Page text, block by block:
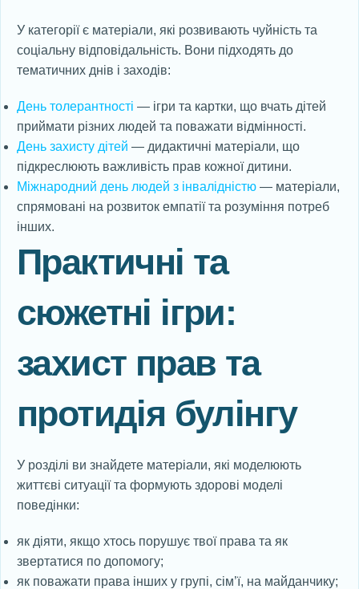
У категорії є матеріали, які розвивають чуйність та
соціальну відповідальність. Вони підходять до
тематичних днів і заходів:
День толерантності — ігри та картки, що вчать дітей
приймати різних людей та поважати відмінності.
День захисту дітей — дидактичні матеріали, що
підкреслюють важливість прав кожної дитини.
Міжнародний день людей з інвалідністю — матеріали,
спрямовані на розвиток емпатії та розуміння потреб
інших.
Практичні та
сюжетні ігри:
захист прав та
протидія булінгу
У розділі ви знайдете матеріали, які моделюють
життєві ситуації та формують здорові моделі
поведінки:
як діяти, якщо хтось порушує твої права та як
звертатися по допомогу;
як поважати права інших у групі, сім’ї, на майданчику;